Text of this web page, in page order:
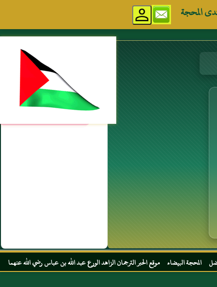
المحجة
مواقع إسلامية
موقع الحبر الترجمان الزاهد الورع عبد الله بن عباس رضي الله عنهما